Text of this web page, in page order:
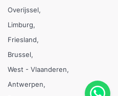
Overijssel
Limburg
Friesland
Brussel
West - Vlaanderen
Antwerpen